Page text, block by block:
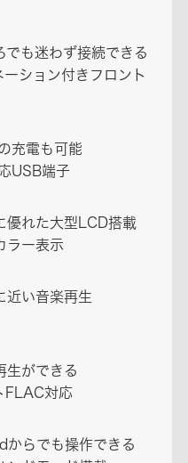
でも迷わず接続できる
ション付きフロント
充電も可能
USB端子
優れた大型LCD搭載
ラー表示
近い音楽再生
生ができる
FLAC対応
らでも操作できる